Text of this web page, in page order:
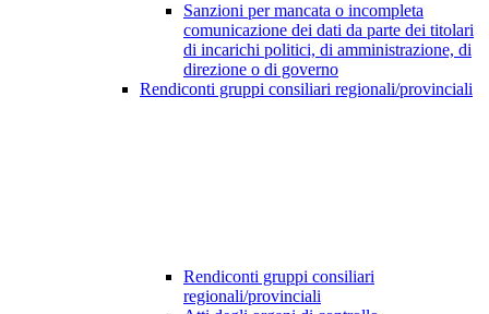
Sanzioni per mancata o incompleta
comunicazione dei dati da parte dei titolari
di incarichi politici, di amministrazione, di
direzione o di governo
Rendiconti gruppi consiliari regionali/provinciali
Rendiconti gruppi consiliari
regionali/provinciali